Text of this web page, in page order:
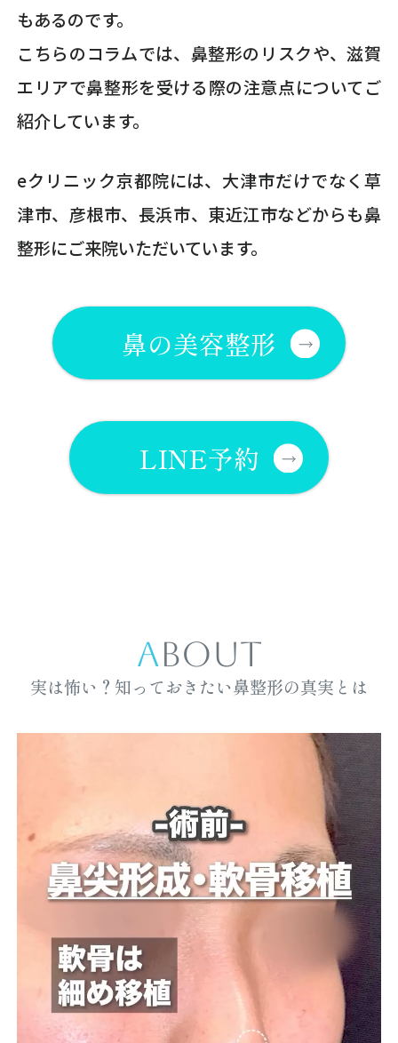
もあるのです。
こちらのコラムでは、鼻整形のリスクや、滋賀
エリアで鼻整形を受ける際の注意点についてご
紹介しています。
eクリニック京都院には、大津市だけでなく草
津市、彦根市、長浜市、東近江市などからも鼻
整形にご来院いただいています。
鼻の美容整形
LINE予約
ABOUT
実は怖い？知っておきたい鼻整形の真実とは